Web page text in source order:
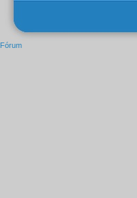
Fórum